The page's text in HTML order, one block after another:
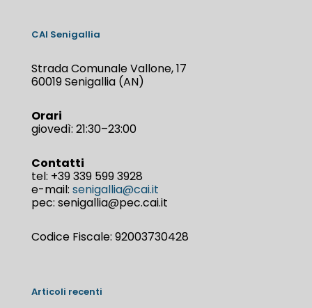
CAI Senigallia
Strada Comunale Vallone, 17
60019 Senigallia (AN)
Orari
giovedì: 21:30–23:00
Contatti
tel: +39 339 599 3928
e-mail: senigallia@cai.it
pec: senigallia@pec.cai.it
Codice Fiscale: 92003730428
Articoli recenti